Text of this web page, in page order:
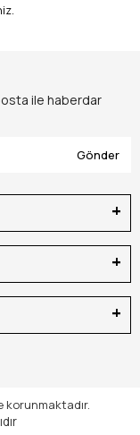
ile haberdar
Gönder
korunmaktadır.